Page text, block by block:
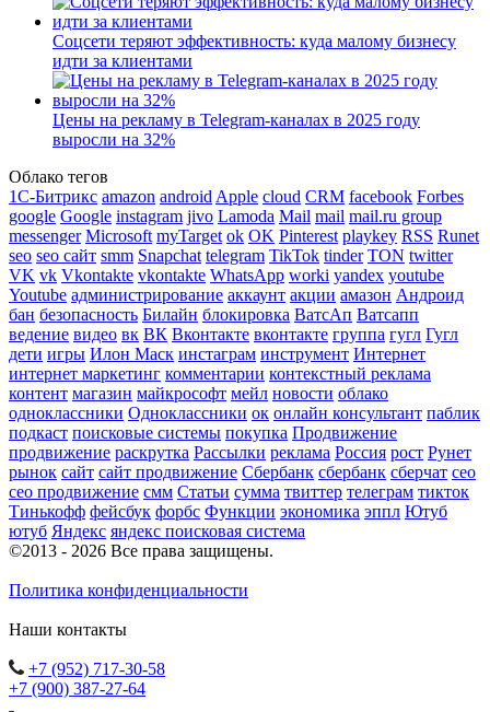
Соцсети теряют эффективность: куда малому бизнесу
идти за клиентами
Цены на рекламу в Telegram-каналах в 2025 году
выросли на 32%
Облако тегов
1С-Битрикс amazon android Apple cloud CRM facebook Forbes
google Google instagram jivo Lamoda Mail mail mail.ru group
messenger Microsoft myTarget ok OK Pinterest playkey RSS Runet
seo seo сайт smm Snapchat telegram TikTok tinder TON twitter
VK vk Vkontakte vkontakte WhatsApp worki yandex youtube
Youtube администрирование аккаунт акции амазон Андроид
бан безопасность Билайн блокировка ВатсАп Ватсапп
ведение видео вк ВК Вконтакте вконтакте группа гугл Гугл
дети игры Илон Маск инстаграм инструмент Интернет
интернет маркетинг комментарии контекстный реклама
контент магазин майкрософт мейл новости облако
одноклассники Одноклассники ок онлайн консультант паблик
подкаст поисковые системы покупка Продвижение
продвижение раскрутка Рассылки реклама Россия рост Рунет
рынок сайт сайт продвижение Сбербанк сбербанк сберчат сео
сео продвижение смм Статьи сумма твиттер телеграм тикток
Тинькофф фейсбук форбс Функции экономика эппл Ютуб
ютуб Яндекс яндекс поисковая система
©2013 - 2026 Все права защищены.
Политика конфиденциальности
Наши контакты
+7 (952) 717-30-58
+7 (900) 387-27-64